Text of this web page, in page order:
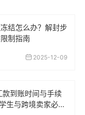
结怎么办？解封步
制指南
2025-12-09
到账时间与手续
生与跨境卖家必读